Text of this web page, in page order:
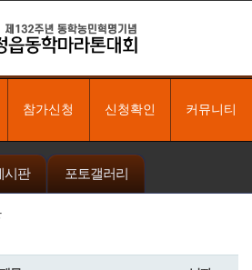
참가신청 신청확인 커뮤니티
시판 포토갤러리